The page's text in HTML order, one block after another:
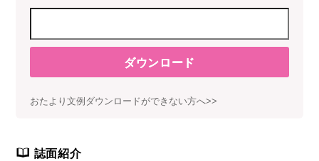
ダウンロード
おたより文例ダウンロードができない方へ>>
誌面紹介